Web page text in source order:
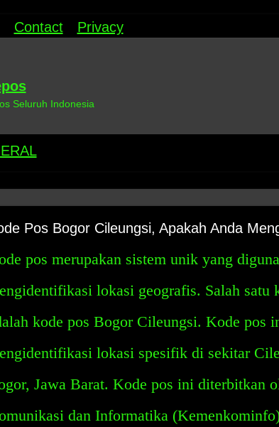
Contact Privacy
Seluruh Indonesia
Pos Bogor Cileungsi, Apakah Anda
pos merupakan sistem unik yang
lokasi geografis. Salah satu
kode pos Bogor Cileungsi. Kode pos
lokasi spesifik di sekitar
Jawa Barat. Kode pos ini diterbitkan
dan Informatika